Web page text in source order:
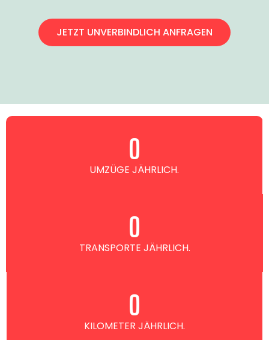
JETZT UNVERBINDLICH ANFRAGEN
UMZÜGE JÄHRLICH.
0
TRANSPORTE JÄHRLICH.
0
KILOMETER JÄHRLICH.
0